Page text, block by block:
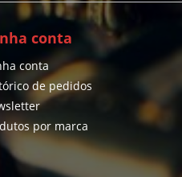
conta
conta
de pedidos
por marca